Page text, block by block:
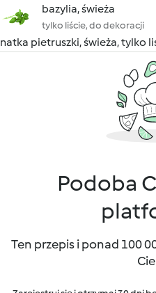
bazylia, świeża
tylko liście, do dekoracji
natka pietruszki, świeża, tylko
Podoba
Ten przepis i ponad 100